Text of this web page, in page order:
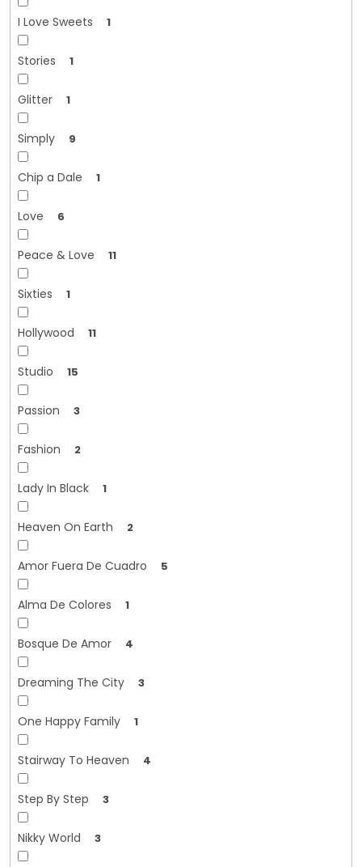
I Love Sweets 1
Stories 1
Glitter 1
Simply 9
Chip a Dale 1
Love 6
Peace & Love 11
Sixties 1
Hollywood 11
Studio 15
Passion 3
Fashion 2
Lady In Black 1
Heaven On Earth 2
Amor Fuera De Cuadro 5
Alma De Colores 1
Bosque De Amor 4
Dreaming The City 3
One Happy Family 1
Stairway To Heaven 4
Step By Step 3
Nikky World 3